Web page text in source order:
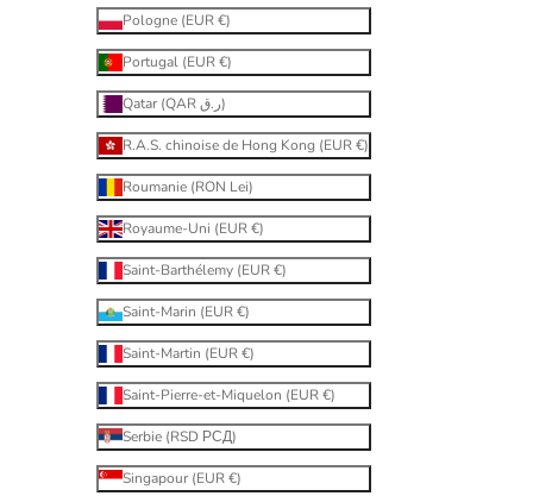
Pologne (EUR €)
Portugal (EUR €)
Qatar (QAR ر.ق)
R.A.S. chinoise de Hong Kong (EUR €)
Roumanie (RON Lei)
Royaume-Uni (EUR €)
Saint-Barthélemy (EUR €)
Saint-Marin (EUR €)
Saint-Martin (EUR €)
Saint-Pierre-et-Miquelon (EUR €)
Serbie (RSD РСД)
Singapour (EUR €)